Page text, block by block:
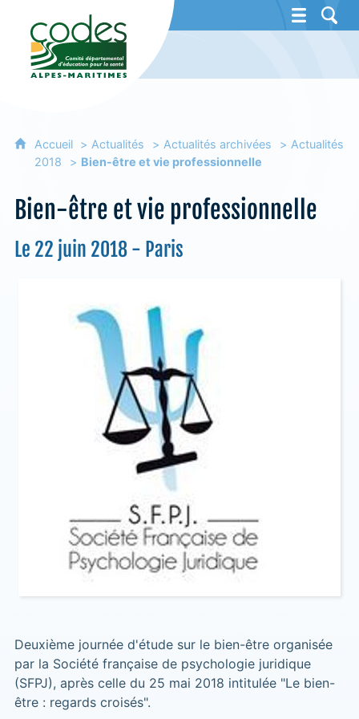
CoDES 06 - Comité départemental
Accueil Actualités Actualités archivées
Actualités
2018
Bien-être et vie professionnelle
Bien-être et vie professionnelle
Le 22 juin 2018 - Paris
Deuxième journée d'étude sur le bien-être organisée
par la Société française de psychologie juridique
(SFPJ), après celle du 25 mai 2018 intitulée "Le bien-
être : regards croisés".